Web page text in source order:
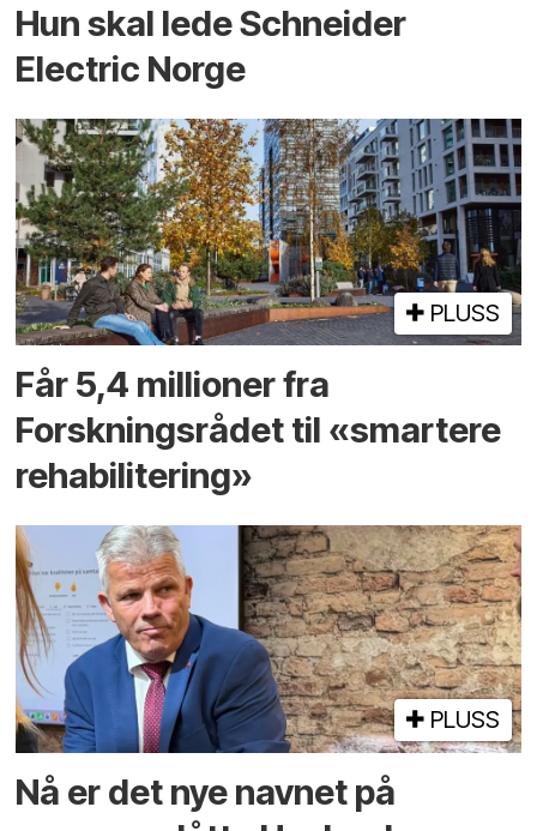
Hun skal lede Schneider
Electric Norge
PLUSS
Får 5,4 millioner fra
Forskningsrådet til «smartere
rehabilitering»
PLUSS
Nå er det nye navnet på